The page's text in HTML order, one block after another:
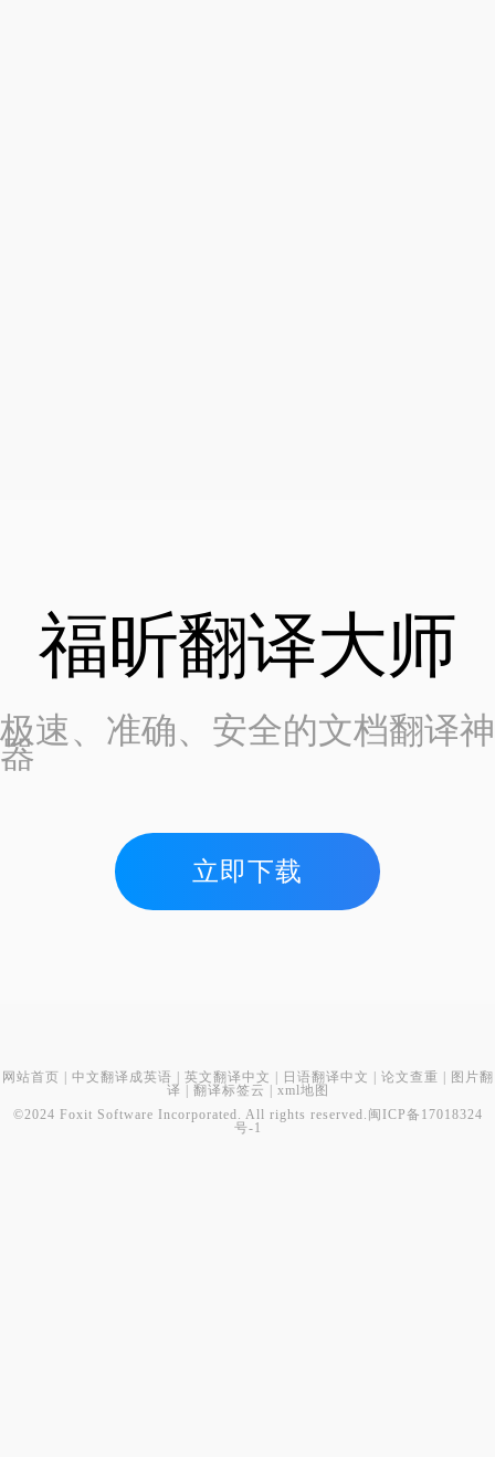
福昕翻译大师
极速、准确、安全的文档翻译神
器
立即下载
网站首页 中文翻译成英语 英文翻译中文 日语翻译中文 论文查重
图片翻
译
翻译标签云
xml地图
©2024 Foxit Software Incorporated. All rights reserved. 闽ICP备17018324
号-1